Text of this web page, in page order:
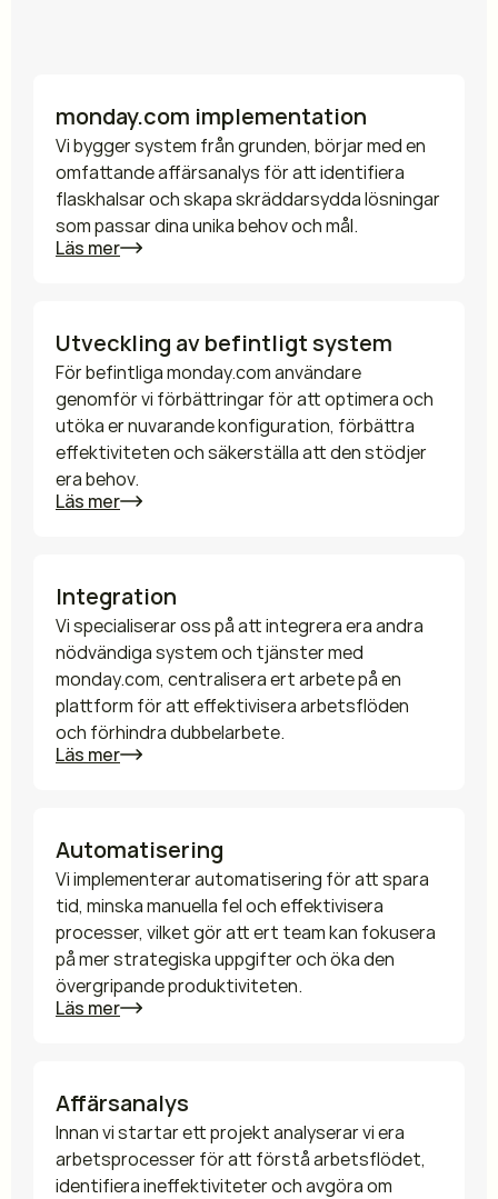
Utforska våra tjänster
monday.com implementation
Vi bygger system från grunden, börjar med en
omfattande affärsanalys för att identifiera
flaskhalsar och skapa skräddarsydda lösningar
som passar dina unika behov och mål.
Läs mer
Utveckling av befintligt system
För befintliga monday.com användare
genomför vi förbättringar för att optimera och
utöka er nuvarande konfiguration, förbättra
effektiviteten och säkerställa att den stödjer
era behov.
Läs mer
Integration
Vi specialiserar oss på att integrera era andra
nödvändiga system och tjänster med
monday.com, centralisera ert arbete på en
plattform för att effektivisera arbetsflöden
och förhindra dubbelarbete.
Läs mer
Automatisering
Vi implementerar automatisering för att spara
tid, minska manuella fel och effektivisera
processer, vilket gör att ert team kan fokusera
på mer strategiska uppgifter och öka den
övergripande produktiviteten.
Läs mer
Affärsanalys
Innan vi startar ett projekt analyserar vi era
arbetsprocesser för att förstå arbetsflödet,
identifiera ineffektiviteter och avgöra om